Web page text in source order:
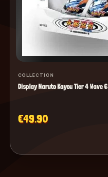
COLLECTION
Display Naruto Kayou Tier 4 Wave 6
€49.90